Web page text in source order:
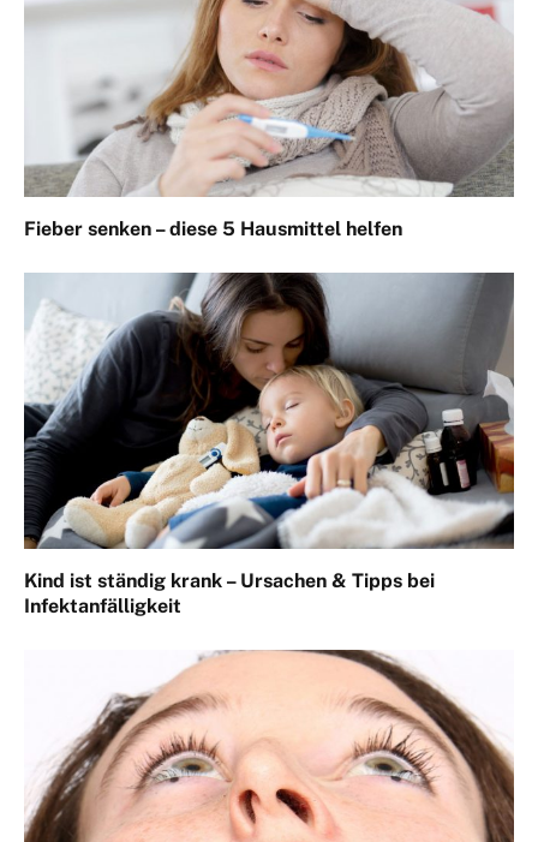
Fieber senken – diese 5 Hausmittel helfen
Kind ist ständig krank – Ursachen & Tipps bei
Infektanfälligkeit